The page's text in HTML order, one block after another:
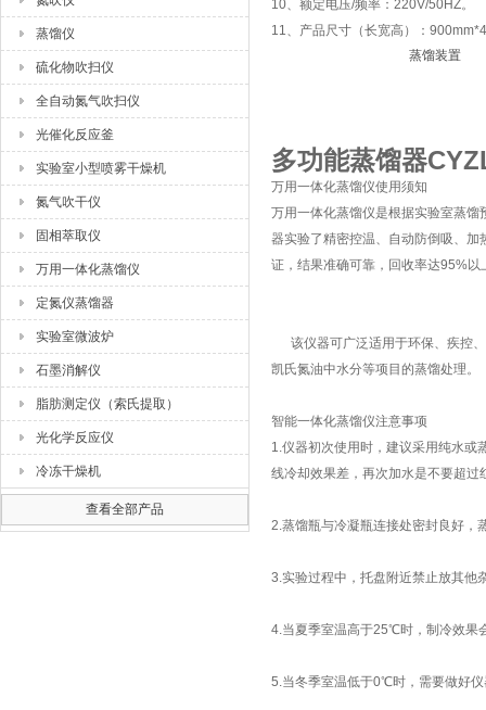
蒸馏仪
硫化物吹扫仪
全自动氮气吹扫仪
光催化反应釜
实验室小型喷雾干燥机
氮气吹干仪
固相萃取仪
万用一体化蒸馏仪
定氮仪蒸馏器
实验室微波炉
石墨消解仪
脂肪测定仪（索氏提取）
光化学反应仪
冷冻干燥机
查看全部产品
10、额定电压/频率：220V/50HZ。
11、产品尺寸（长宽高）：
多功能蒸馏器
万用一体化蒸馏仪使用须知
万用一体化蒸馏仪是根据实验室蒸
器实验了精密控温、自动防倒吸、
证，结果准确可靠，回收率达95%以
该仪器可广泛适用于环保、疾控、
凯氏氮油中水分等项目的蒸馏处理。
智能一体化蒸馏仪注意事项
1.仪器初次使用时，建议采用纯水或
线冷却效果差，再次加水是不要超过
2.蒸馏瓶与冷凝瓶连接处密封良好，
3.实验过程中，托盘附近禁止放其他
4.当夏季室温高于25℃时，制冷效果
5.当冬季室温低于0℃时，需要做好